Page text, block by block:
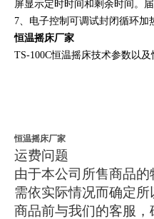
屏显示定时时间和剩余时间。
7、电子控制可调试封闭循环加
恒温摇床厂家
TS-100C恒温摇床技术参数以及
恒温摇床厂家
运费问题
由于本公司所售商品
需依实际情况而确定
商品前与我们的客服，